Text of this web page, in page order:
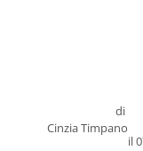
di
Cinzia Timpano
il